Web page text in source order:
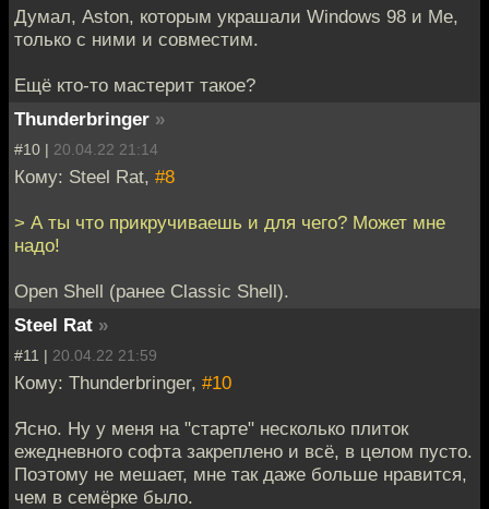
Думал, Aston, которым украшали Windows 98 и Me,
только с ними и совместим.
Ещё кто-то мастерит такое?
Thunderbringer »
#10 | 20.04.22 21:14
Кому: Steel Rat, #8
> А ты что прикручиваешь и для чего? Может мне
надо!
Open Shell (ранее Classic Shell).
Steel Rat »
#11 | 20.04.22 21:59
Кому: Thunderbringer, #10
Ясно. Ну у меня на "старте" несколько плиток
ежедневного софта закреплено и всё, в целом пусто.
Поэтому не мешает, мне так даже больше нравится,
чем в семёрке было.